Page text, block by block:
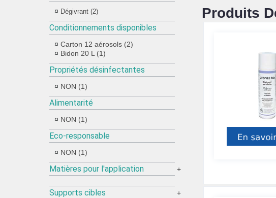
Dégivrant (2)
Conditionnements disponibles
Carton 12 aérosols (2)
Bidon 20 L (1)
Propriétés désinfectantes
NON (1)
Alimentarité
NON (1)
Eco-responsable
NON (1)
Matières pour l'application +
Supports cibles +
Produits